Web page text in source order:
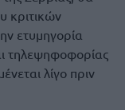
κριτικών
ετυμηγορία
τηλεψηφοφορίας
λίγο πριν